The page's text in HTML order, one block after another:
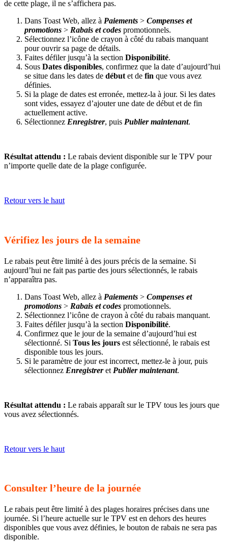
de cette plage, il ne s’affichera pas.
Dans Toast Web, allez à Paiements > Compenses et
promotions > Rabais et codes promotionnels.
Sélectionnez l’icône de crayon à côté du rabais manquant
pour ouvrir sa page de détails.
Faites défiler jusqu’à la section Disponibilité.
Sous Dates disponibles, confirmez que la date d’aujourd’hui
se situe dans les dates de début et de fin que vous avez
définies.
Si la plage de dates est erronée, mettez-la à jour. Si les dates
sont vides, essayez d’ajouter une date de début et de fin
actuellement active.
Sélectionnez Enregistrer, puis Publier maintenant.
Résultat attendu : Le rabais devient disponible sur le TPV pour
n’importe quelle date de la plage configurée.
Retour vers le haut
Vérifiez les jours de la semaine
Le rabais peut être limité à des jours précis de la semaine. Si
aujourd’hui ne fait pas partie des jours sélectionnés, le rabais
n’apparaîtra pas.
Dans Toast Web, allez à Paiements > Compenses et
promotions > Rabais et codes promotionnels.
Sélectionnez l’icône de crayon à côté du rabais manquant.
Faites défiler jusqu’à la section Disponibilité.
Confirmez que le jour de la semaine d’aujourd’hui est
sélectionné. Si Tous les jours est sélectionné, le rabais est
disponible tous les jours.
Si le paramètre de jour est incorrect, mettez-le à jour, puis
sélectionnez Enregistreret Publier maintenant.
Résultat attendu : Le rabais apparaît sur le TPV tous les jours que
vous avez sélectionnés.
Retour vers le haut
Consulter l’heure de la journée
Le rabais peut être limité à des plages horaires précises dans une
journée. Si l’heure actuelle sur le TPV est en dehors des heures
disponibles que vous avez définies, le bouton de rabais ne sera pas
disponible.